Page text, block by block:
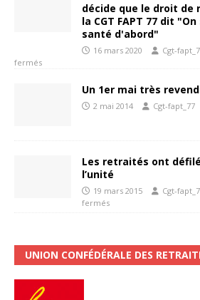
décide que le droit
la CGT FAPT 77 dit
santé d'abord"
16 mars 2020 Cgt-
fermés
Un 1er mai très
2 mai 2014 Cgt-fapt_77
Les retraités ont
l’unité
19 mars 2015 Cgt-
fermés
UNION CONFÉDÉRALE DES